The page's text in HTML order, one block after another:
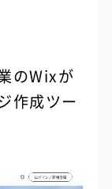
のWixが
作成ツー